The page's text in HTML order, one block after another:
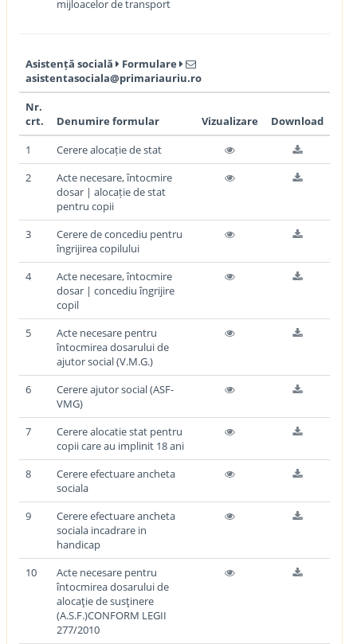
mijloacelor de transport
Asistență socială
Formulare
asistentasociala@primariauriu.ro
Nr.
crt.
Denumire formular Vizualizare
Download
1
Cerere alocație de stat
2
Acte necesare, întocmire
dosar | alocație de stat
pentru copii
3
Cerere de concediu pentru
îngrijirea copilului
4
Acte necesare, întocmire
dosar | concediu îngrijire
copil
5
Acte necesare pentru
întocmirea dosarului de
ajutor social (V.M.G.)
6
Cerere ajutor social (ASF-
VMG)
7
Cerere alocatie stat pentru
copii care au implinit 18 ani
8
Cerere efectuare ancheta
sociala
9
Cerere efectuare ancheta
sociala incadrare in
handicap
10
Acte necesare pentru
întocmirea dosarului de
alocaţie de susţinere
(A.S.F.)CONFORM LEGII
277/2010